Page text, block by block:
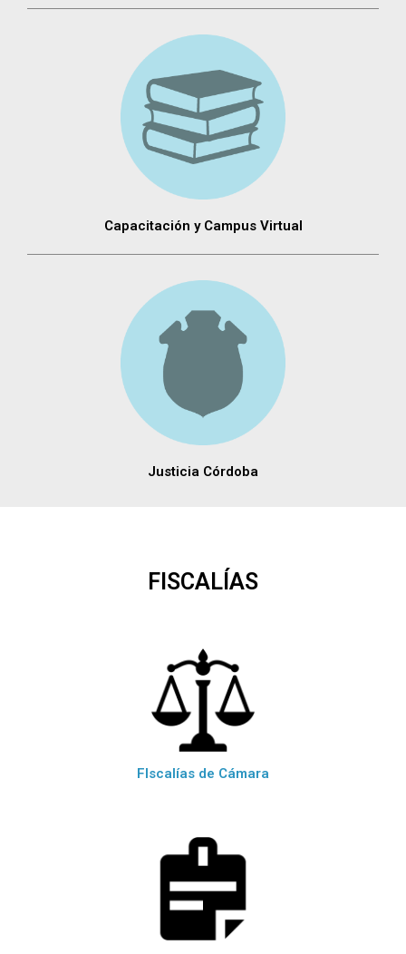
Capacitación y Campus Virtual
Justicia Córdoba
FISCALÍAS
FIscalías de Cámara